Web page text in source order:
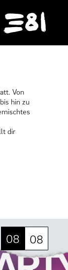
Von
hin zu
dir
08 08